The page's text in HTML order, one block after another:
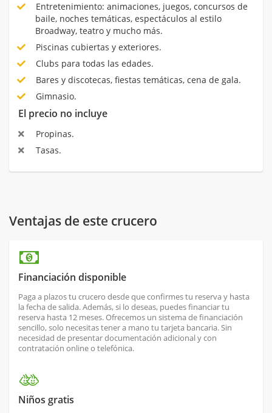
Entretenimiento: animaciones, juegos, concursos de
baile, noches temáticas, espectáculos al estilo
Broadway, teatro y mucho más.
Piscinas cubiertas y exteriores.
Clubs para todas las edades.
Bares y discotecas, fiestas temáticas, cena de gala.
Gimnasio.
El precio no incluye
Propinas.
Tasas.
Ventajas de este crucero
Financiación disponible
Paga a plazos tu crucero desde que confirmes tu reserva y hasta
la fecha de salida. Además, si lo deseas, puedes financiar tu
reserva hasta 12 meses. Ofrecemos un sistema de financiación
sencillo, solo necesitas tener a mano tu tarjeta bancaria. Sin
necesidad de presentar documentación adicional y con
contratación online o telefónica.
Niños gratis